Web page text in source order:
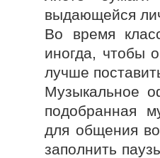
выдающейся
Во время
иногда, чтобы
лучше
Музыкальное
подобранная
для общения
заполнить